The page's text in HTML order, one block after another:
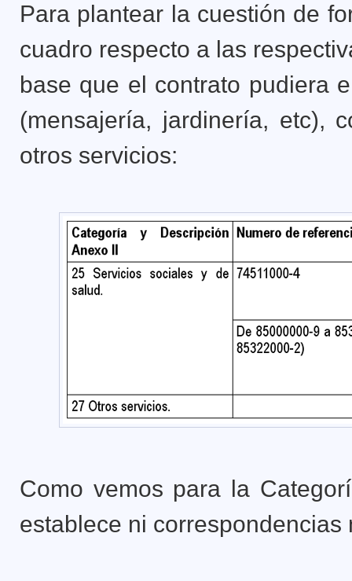
Para plantear la cuestión de
cuadro respecto a las
base que el contrato pudiera
(mensajería, jardinería, etc),
otros servicios:
Como vemos para la
establece ni